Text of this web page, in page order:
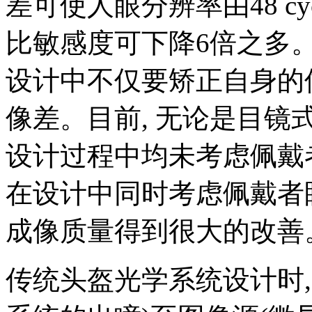
比敏感度可下降6倍之多
设计中不仅要矫正自身
像差。目前, 无论是目镜
设计过程中均未考虑佩
在设计中同时考虑佩戴
成像质量得到很大的改善
传统头盔光学系统设计